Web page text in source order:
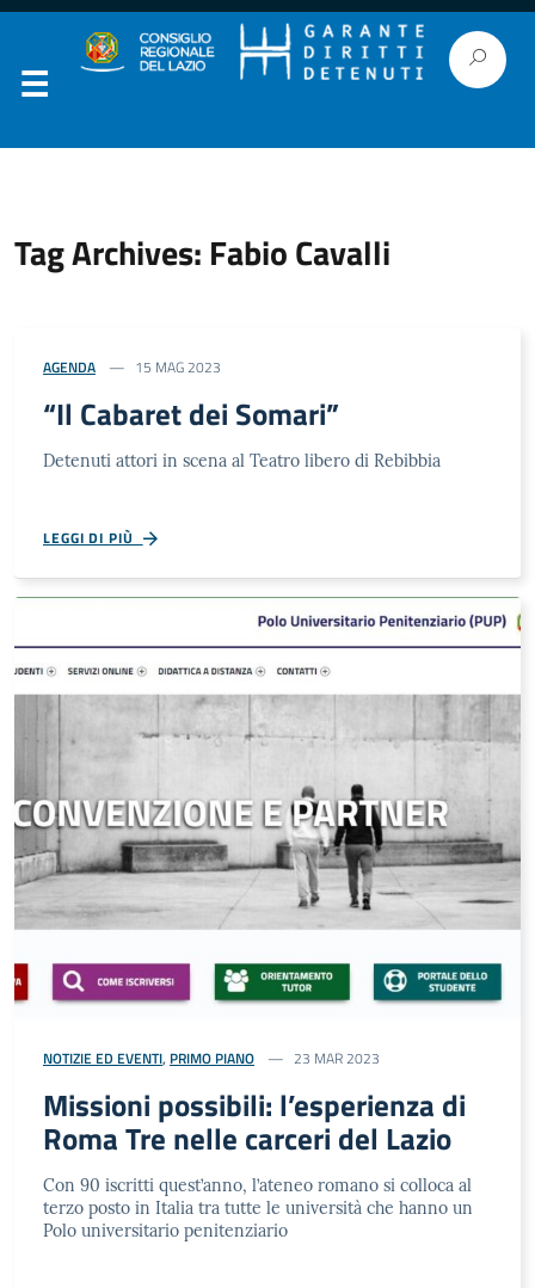
Tag Archives: Fabio Cavalli
AGENDA 15 MAG 2023
“Il Cabaret dei Somari”
Detenuti attori in scena al Teatro libero di Rebibbia
LEGGI DI PIÙ
NOTIZIE ED EVENTI, PRIMO PIANO 23 MAR 2023
Missioni possibili: l’esperienza di
Roma Tre nelle carceri del Lazio
Con 90 iscritti quest’anno, l’ateneo romano si colloca al
terzo posto in Italia tra tutte le università che hanno un
Polo universitario penitenziario